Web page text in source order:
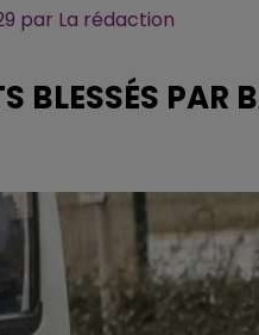
par La rédaction
BLESSÉS PAR